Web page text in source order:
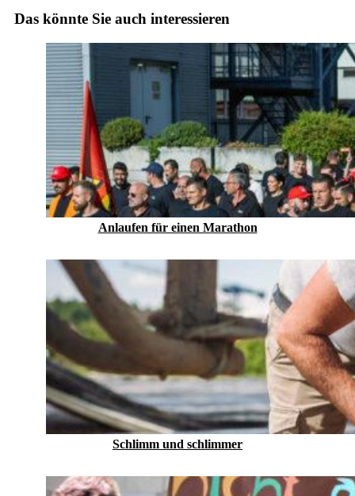
Das könnte Sie auch interessieren
Anlaufen für einen Marathon
Schlimm und schlimmer